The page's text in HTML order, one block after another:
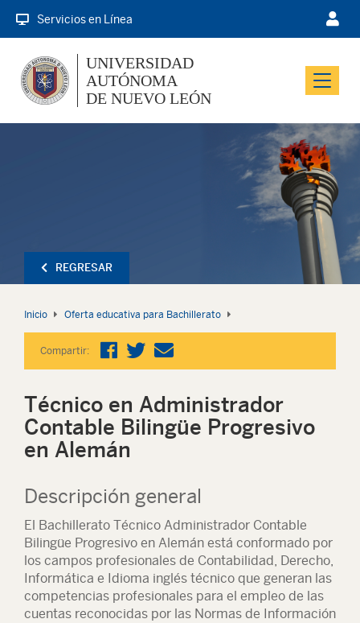
Servicios en Línea
Menu
UNIVERSIDAD
AUTÓNOMA
DE NUEVO LEÓN
REGRESAR
Inicio Oferta educativa para Bachillerato
Compartir:
Técnico en Administrador
Contable Bilingüe Progresivo
en Alemán
Descripción general
El Bachillerato Técnico Administrador Contable
Bilingüe Progresivo en Alemán está conformado por
los campos profesionales de Contabilidad, Derecho,
Informática e Idioma inglés técnico que generan las
competencias profesionales para el empleo de las
cuentas reconocidas por las Normas de Información